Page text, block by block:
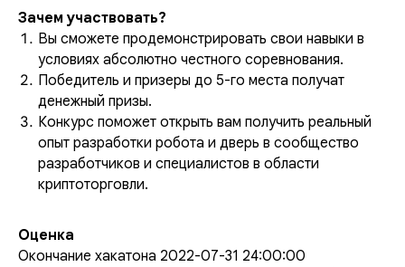
Зачем участвовать?
Вы сможете продемонстрировать свои навыки в
условиях абсолютно честного соревнования.
Победитель и призеры до 5-го места получат
денежный призы.
Конкурс поможет открыть вам получить реальный
опыт разработки робота и дверь в сообщество
разработчиков и специалистов в области
криптоторговли.
Оценка
Окончание хакатона 2022-07-31 24:00:00